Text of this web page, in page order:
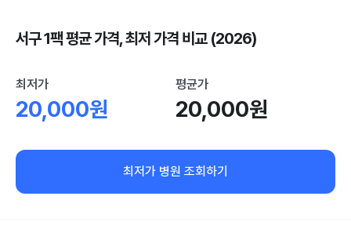
서구 1팩 평균 가격, 최저 가격 비교 (2026)
최저가
20,000원
평균가
20,000원
최저가 병원 조회하기